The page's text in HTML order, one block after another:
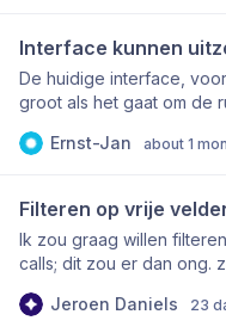
Interface kunnen
De huidige interface,
groot als het gaat om de
maar dit maakt tekst snel
planbord interface
(en inzoom) knop.
Ernst-Jan about 1
Filteren op vrije
Ik zou graag willen
calls; dit zou er dan ong.
Jeroen Daniels 23